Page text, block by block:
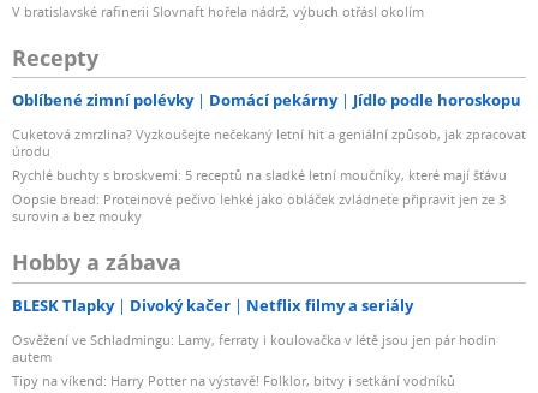
V bratislavské rafinerii Slovnaft hořela nádrž, výbuch otřásl okolím
Recepty
Oblíbené zimní polévky Domácí pekárny Jídlo podle horoskopu
Cuketová zmrzlina? Vyzkoušejte nečekaný letní hit a geniální způsob, jak zpracovat
úrodu
Rychlé buchty s broskvemi: 5 receptů na sladké letní moučníky, které mají šťávu
Oopsie bread: Proteinové pečivo lehké jako obláček zvládnete připravit jen ze 3
surovin a bez mouky
Hobby a zábava
BLESK Tlapky Divoký kačer Netflix filmy a seriály
Osvěžení ve Schladmingu: Lamy, ferraty i koulovačka v létě jsou jen pár hodin
autem
Tipy na víkend: Harry Potter na výstavě! Folklor, bitvy i setkání vodníků